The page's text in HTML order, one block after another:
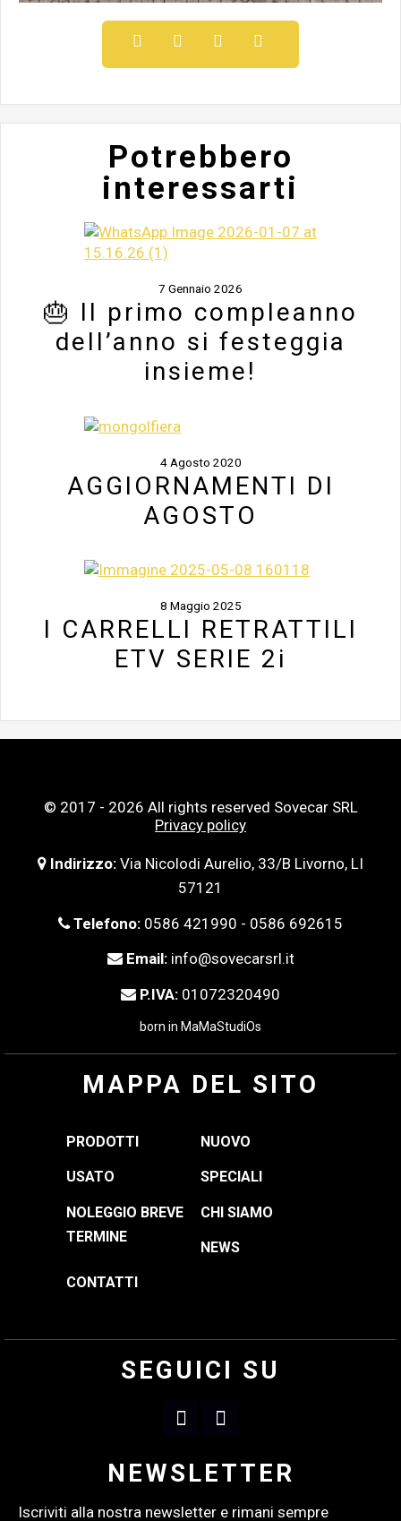
Potrebbero
interessarti
7 Gennaio 2026
🎂 Il primo compleanno
dell’anno si festeggia
insieme!
4 Agosto 2020
AGGIORNAMENTI DI
AGOSTO
8 Maggio 2025
I CARRELLI RETRATTILI
ETV SERIE 2i
© 2017 - 2026 All rights reserved Sovecar SRL
Privacy policy
Indirizzo: Via Nicolodi Aurelio, 33/B Livorno, LI
57121
Telefono: 0586 421990 - 0586 692615
Email: info@sovecarsrl.it
P.IVA: 01072320490
born in MaMaStudiOs
MAPPA DEL SITO
PRODOTTI NUOVO
USATO SPECIALI
NOLEGGIO BREVE
TERMINE
CHI SIAMO
NEWS
CONTATTI
SEGUICI SU
NEWSLETTER
Iscriviti alla nostra newsletter e rimani sempre